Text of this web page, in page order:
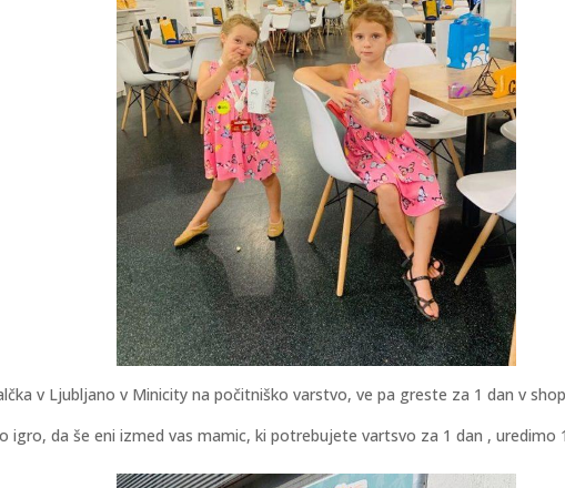
v Ljubljano v Minicity na počitniško varstvo, ve pa greste za 1 dan v
igro, da še eni izmed vas mamic, ki potrebujete vartsvo za 1 dan , uredimo